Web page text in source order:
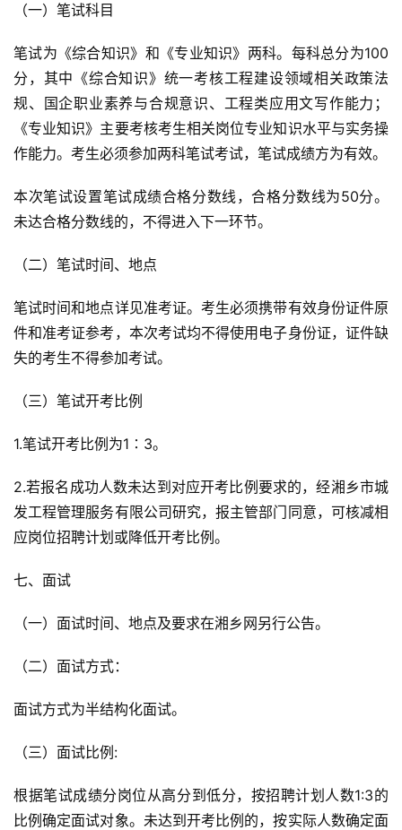
（一）笔试科目
笔试为《综合知识》和《专业知识》两科。每科总分为100
分，其中《综合知识》统一考核工程建设领域相关政策法
规、国企职业素养与合规意识、工程类应用文写作能力；
《专业知识》主要考核考生相关岗位专业知识水平与实务操
作能力。考生必须参加两科笔试考试，笔试成绩方为有效。
本次笔试设置笔试成绩合格分数线，合格分数线为50分。
未达合格分数线的，不得进入下一环节。
（二）笔试时间、地点
笔试时间和地点详见准考证。考生必须携带有效身份证件原
件和准考证参考，本次考试均不得使用电子身份证，证件缺
失的考生不得参加考试。
（三）笔试开考比例
1.笔试开考比例为1∶3。
2.若报名成功人数未达到对应开考比例要求的，经湘乡市城
发工程管理服务有限公司研究，报主管部门同意，可核减相
应岗位招聘计划或降低开考比例。
七、面试
（一）面试时间、地点及要求在湘乡网另行公告。
（二）面试方式：
面试方式为半结构化面试。
（三）面试比例:
根据笔试成绩分岗位从高分到低分，按招聘计划人数1:3的
比例确定面试对象。未达到开考比例的，按实际人数确定面